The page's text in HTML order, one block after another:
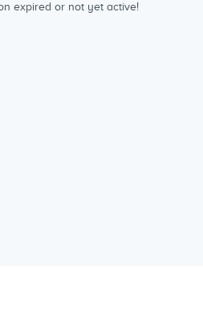
expired or not yet active!